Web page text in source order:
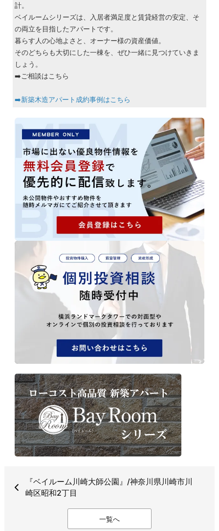
計。
ベイルームシリーズは、入居者満足度と賃貸経営の安定、そ
の両立を目指したアパートです。
暮らす人の心地よさと、オーナー様の資産価値。
そのどちらも大切にした一棟を、ぜひ一緒に見つけていきま
しょう。
➡️ご相談はこちら
➡️新築木造アパート成約事例はこちら
『ベイルーム川崎大師公園』/神奈川県川崎市川
崎区昭和2丁目
一覧へ